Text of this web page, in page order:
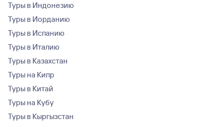
Туры в Индонезию
Туры в Иорданию
Туры в Испанию
Туры в Италию
Туры в Казахстан
Туры на Кипр
Туры в Китай
Туры на Кубу
Туры в Кыргызстан